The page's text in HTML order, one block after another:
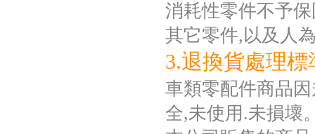
消耗性零件不予
其它零件,以及人
3.退換貨處理標
車類零配件商品
全,未使用.未損壞